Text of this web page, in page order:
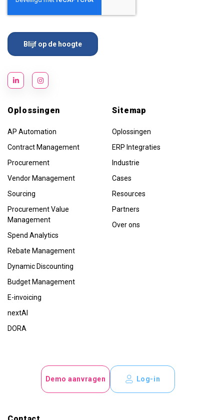
Oplossingen
AP Automation
Contract Management
Procurement
Vendor Management
Sourcing
Procurement Value
Management
Spend Analytics
Rebate Management
Dynamic Discounting
Budget Management
E-invoicing
nextAI
DORA
Sitemap
Oplossingen
ERP Integraties
Industrie
Cases
Resources
Partners
Over ons
Demo aanvragen Log-in